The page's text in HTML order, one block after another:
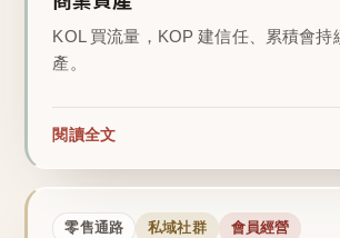
KOL 買流量，KOP 建信任、累積會持
產。
閱讀全文
零售通路 私域社群 會員經營